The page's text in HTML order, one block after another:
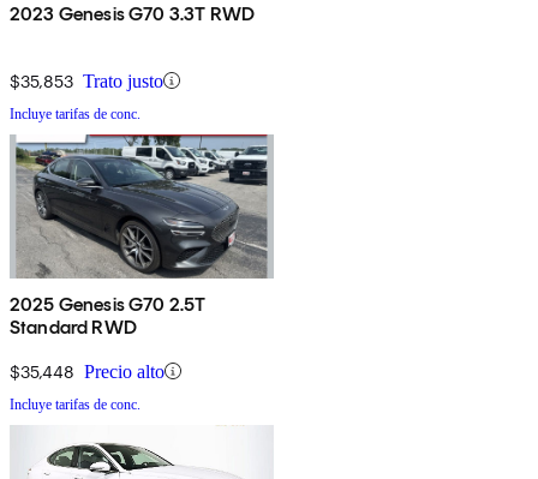
2023 Genesis G70 3.3T RWD
$35,853 Trato justo
Incluye tarifas de conc.
2025 Genesis G70 2.5T
Standard RWD
$35,448 Precio alto
Incluye tarifas de conc.